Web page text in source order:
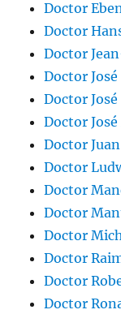
Doctor
Doctor
Doctor
Doctor
Doctor
Doctor
Doctor
Doctor
Doctor
Doctor
Doctor
Doctor
Doctor
Doctor